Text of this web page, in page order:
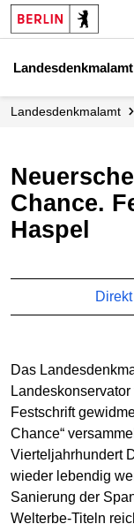
Landesdenkmalamt
Neuerscheinung: Denkmal als
Chance.
Haspel
Das
Festschrift
Chance“
Vierteljahrhundert
wieder lebendig
Sanierung der
Welterbe-Titeln